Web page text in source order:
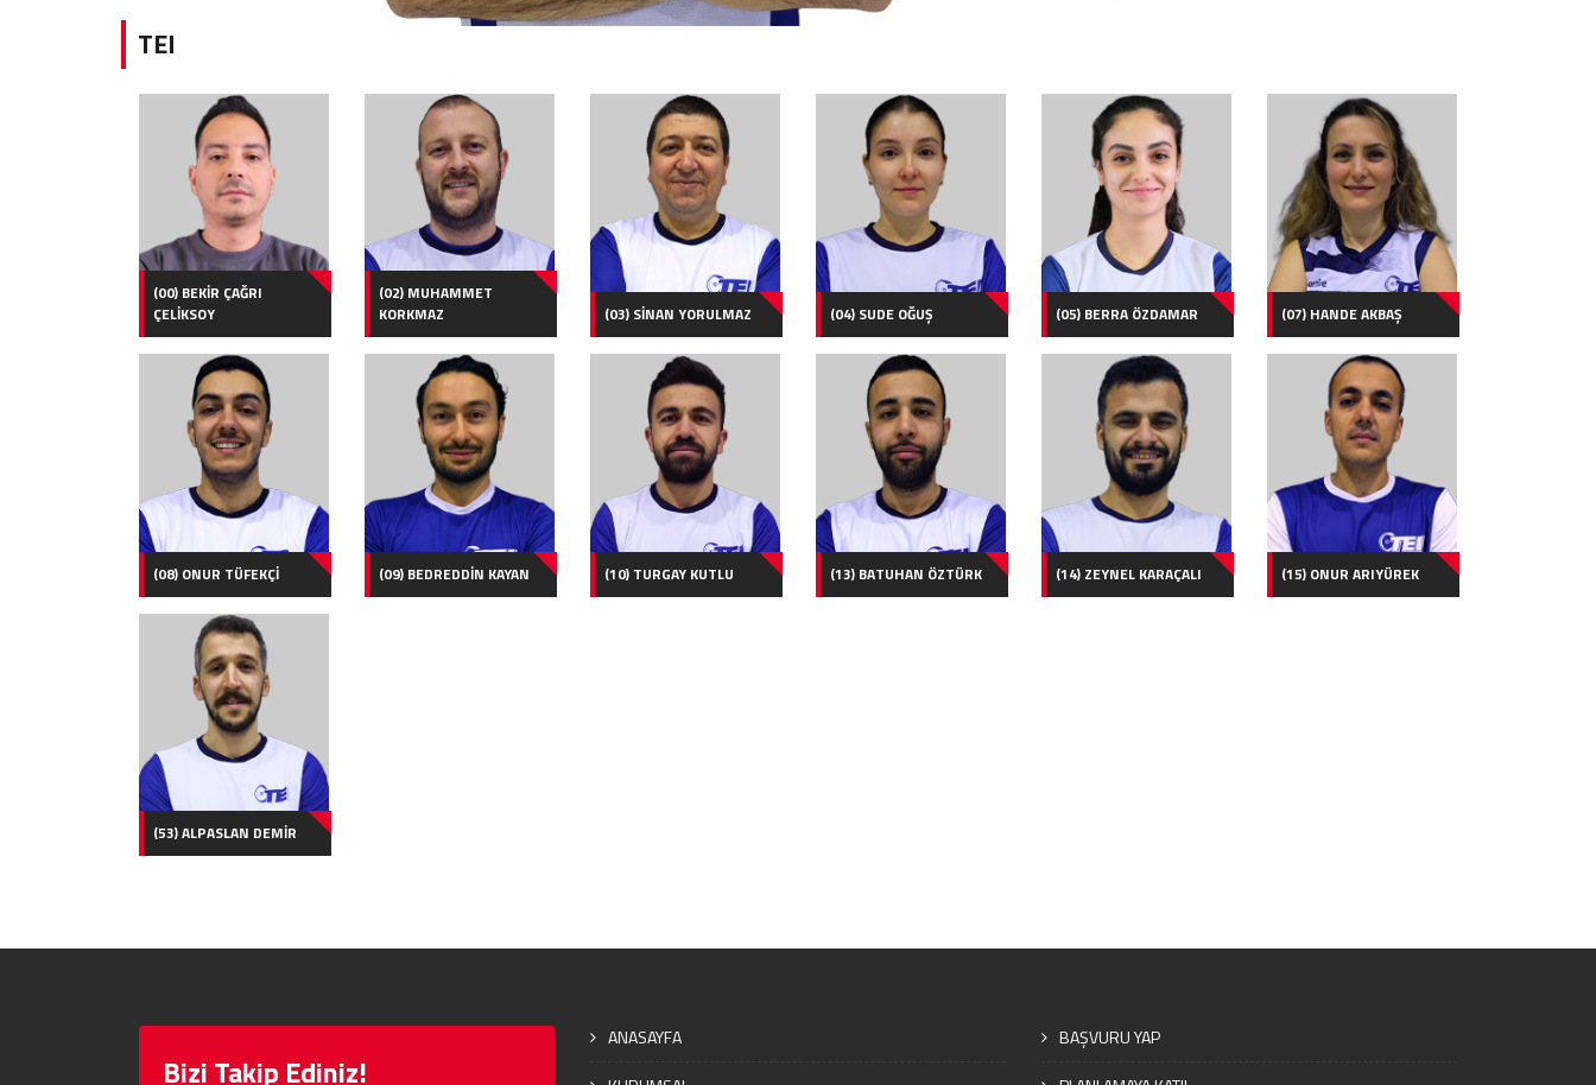
TEI
(00) BEKİR ÇAĞRI
ÇELİKSOY
(02) MUHAMMET
KORKMAZ
(03) SİNAN YORULMAZ (04) SUDE OĞUŞ (05) BERRA ÖZDAMAR (07) HANDE AKBAŞ
(08) ONUR TÜFEKÇİ (09) BEDREDDİN KAYAN (10) TURGAY KUTLU (13) BATUHAN ÖZTÜRK (14) ZEYNEL KARAÇALI (15) ONUR ARIYÜREK
(53) ALPASLAN DEMİR
Bizi Takip Ediniz!
ANASAYFA
BAŞVURU YAP